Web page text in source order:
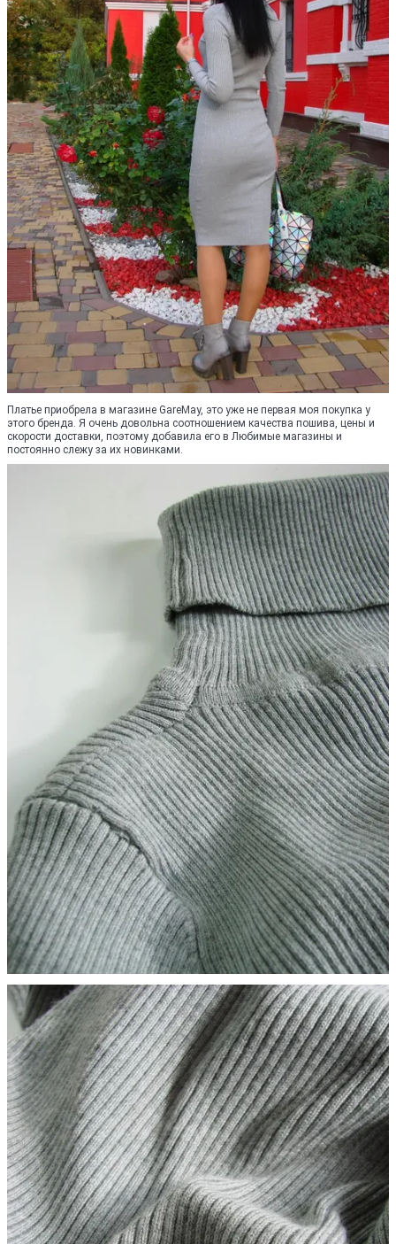
Платье приобрела в магазине GareMay, это уже не первая моя покупка у
этого бренда. Я очень довольна соотношением качества пошива, цены и
скорости доставки, поэтому добавила его в Любимые магазины и
постоянно слежу за их новинками.